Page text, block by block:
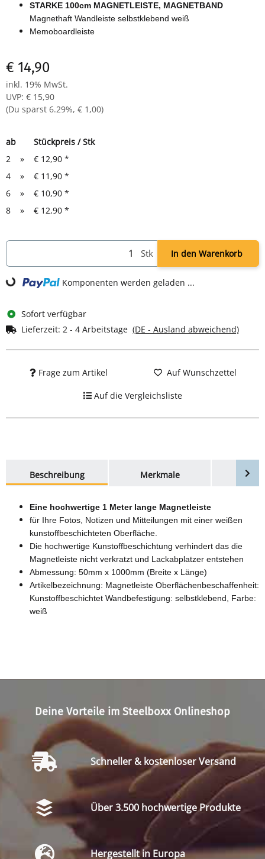
STARKE 100cm MAGNETLEISTE, MAGNETBAND
Magnethaft Wandleiste selbstklebend weiß
Memoboardleiste
€ 14,90
inkl. 19% MwSt.
UVP: € 15,90
(Du sparst 6.29%, € 1,00)
ab
Stückpreis / Stk
2
» € 12,90 *
4
» € 11,90 *
6
» € 10,90 *
8
» € 12,90 *
Stk In den Warenkorb
Komponenten werden geladen ...
Sofort verfügbar
Lieferzeit: 2 - 4 Arbeitstage (DE - Ausland abweichend)
Frage zum Artikel Auf Wunschzettel
Auf die Vergleichsliste
Beschreibung
Merkmale
Eine hochwertige 1 Meter lange Magnetleiste
für Ihre Fotos, Notizen und Mitteilungen mit einer weißen
kunstoffbeschichteten Oberfläche.
Die hochwertige Kunstoffbeschichtung verhindert das die
Magnetleiste nicht verkratzt und Lackabplatzer entstehen
Abmessung: 50mm x 1000mm (Breite x Länge)
Artikelbezeichnung: Magnetleiste Oberflächenbeschaffenheit:
Kunstoffbeschichtet Wandbefestigung: selbstklebend, Farbe:
weiß
Deine Vorteile im Steelboxx Onlineshop
Schneller & kostenloser Versand
Über 3.500 hochwertige Produkte
Hergestellt in Europa